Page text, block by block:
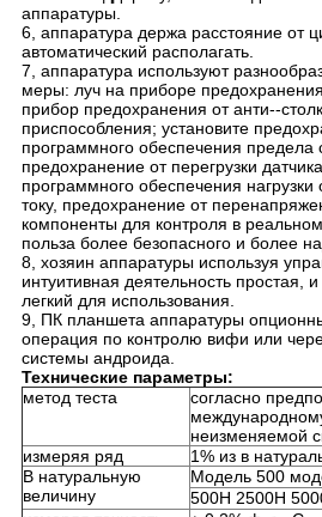
аппаратуры.
6, аппаратура держа расстояние от
автоматический располагать.
7, аппаратура используют
меры: луч на приборе
прибор предохранения от анти--
приспособления; установите
программного обеспечения предела
предохранение от перегрузки
программного обеспечения нагрузки
току, предохранение от
компоненты для контроля в
польза более безопасного и более
8, хозяин аппаратуры используя
интуитивная деятельность простая,
легкий для использования.
9, ПК планшета аппаратуры
операция по контролю вифи или
системы андроида.
Технические параметры:
метод теста
согласно
неизменяемой
измеряя ряд
1% из в
В натуральную
величину
Модель 500
500Н 2500Н